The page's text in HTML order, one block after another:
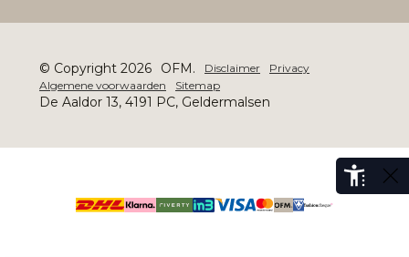
© Copyright 2026 OFM. Disclaimer
Privacy
Algemene voorwaarden
Sitemap
De Aaldor 13, 4191 PC, Geldermalsen